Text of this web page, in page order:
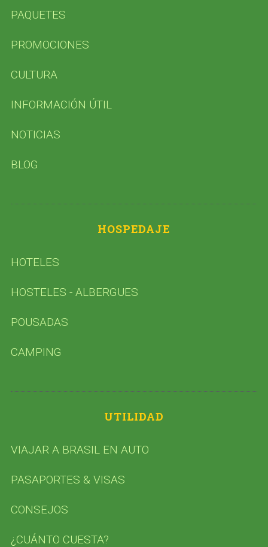
PAQUETES
PROMOCIONES
CULTURA
INFORMACIÓN ÚTIL
NOTICIAS
BLOG
HOSPEDAJE
HOTELES
HOSTELES - ALBERGUES
POUSADAS
CAMPING
UTILIDAD
VIAJAR A BRASIL EN AUTO
PASAPORTES & VISAS
CONSEJOS
¿CUÁNTO CUESTA?